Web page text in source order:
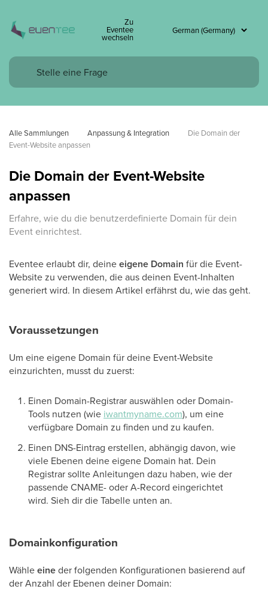
Zu
Eventee
wechseln
Alle Sammlungen Anpassung & Integration
Die Domain der
Event-Website anpassen
Die Domain der Event-Website
anpassen
Erfahre, wie du die benutzerdefinierte Domain für dein
Event einrichtest.
Eventee erlaubt dir, deineeigene Domain für die Event-
Website zu verwenden, die aus deinen Event-Inhalten
generiert wird. In diesem Artikel erfährst du, wie das geht.
Voraussetzungen
Um eine eigene Domain für deine Event-Website
einzurichten, musst du zuerst:
Einen Domain-Registrar auswählen oder Domain-
Tools nutzen (wie iwantmyname.com), um eine
verfügbare Domain zu finden und zu kaufen.
Einen DNS-Eintrag erstellen, abhängig davon, wie
viele Ebenen deine eigene Domain hat. Dein
Registrar sollte Anleitungen dazu haben, wie der
passende CNAME- oder A-Record eingerichtet
wird. Sieh dir die Tabelle unten an.
Domainkonfiguration
Wähleeineder folgenden Konfigurationen basierend auf
der Anzahl der Ebenen deiner Domain: